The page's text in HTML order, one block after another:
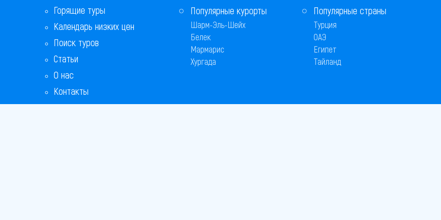
Горящие туры
Календарь низких цен
Поиск туров
Статьи
О нас
Контакты
Бонусная программа
Популярные курорты
Шарм-Эль-Шейх
Белек
Мармарис
Хургада
Популярные страны
Турция
ОАЭ
Египет
Тайланд